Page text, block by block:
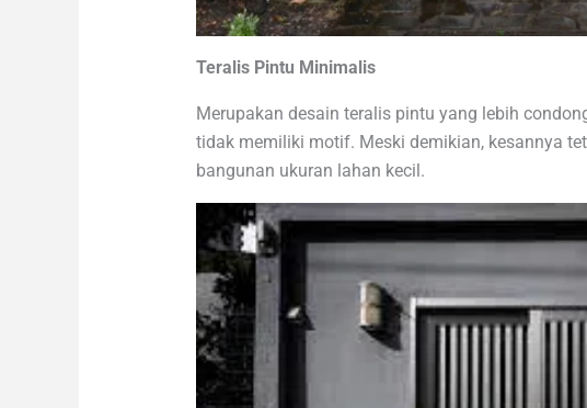
Teralis Pintu Minimalis
Merupakan desain teralis pintu yang lebih
tidak memiliki motif. Meski demikian, kesannya
bangunan ukuran lahan kecil.